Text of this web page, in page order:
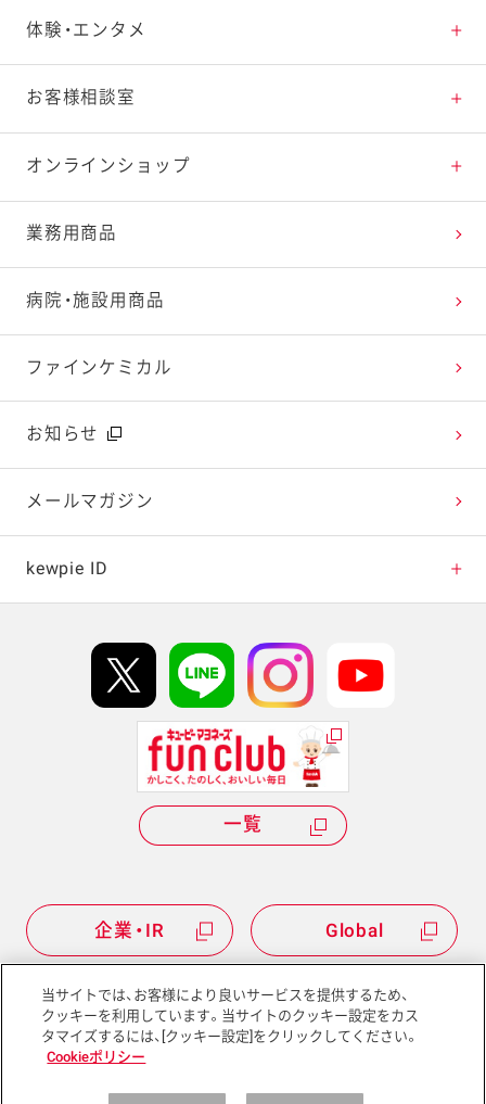
企業・IR Global
素材の知識
料理の基本
特集レシピ
レシピランキング
レシピ動画
今日のレシピギャラリー
商品情報トップ
新商品・リニューアル品一覧
販売終了商品一覧
体験・エンタメ
体験・エンタメトップ
マヨテラス（見学施設）
オープンキッチン（工場見学）
深谷テラス ヤサイな仲間たちファーム
おたのしみコンテンツ
広告ギャラリー
テレビ・ラジオ
キャンペーン・イベント
お客様相談室
お客様相談室トップ
よくお寄せいただくご質問
お客様の声を活かしました
オンラインショップ
Qummy
キユーピーウエルネス
業務用商品
病院・施設用商品
ファインケミカル
お知らせ
メールマガジン
kewpie ID
Hi! kewpieについて
Qummyについて
一覧
サイトマップ サイトポリシー
当サイトでは、お客様により良いサービスを提供するため、
クッキーを利用しています。当サイトのクッキー設定をカス
タマイズするには、[クッキー設定]をクリックしてください。
Cookieポリシー